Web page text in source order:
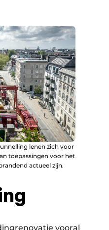
lenen zich voor
toepassingen voor het
actueel zijn.
vooral